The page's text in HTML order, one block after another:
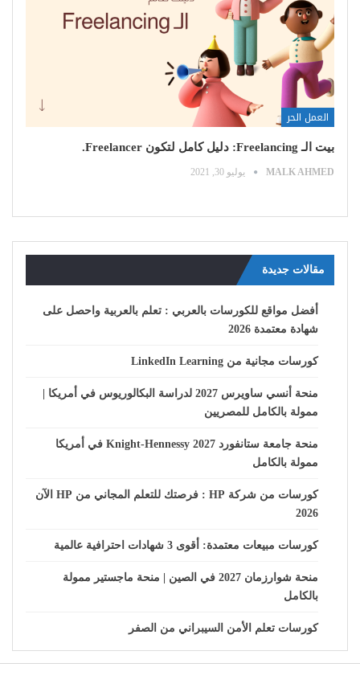
العمل الحر
بيت الـ Freelancing: دليل كامل لتكون Freelancer.
MALK AHMED يوليو 30, 2021
مقالات جديدة
أفضل مواقع للكورسات بالعربي : تعلم بالعربية واحصل على
شهادة معتمدة 2026
كورسات مجانية من LinkedIn Learning
منحة أنسي ساويرس 2027 لدراسة البكالوريوس في أمريكا |
ممولة بالكامل للمصريين
منحة جامعة ستانفورد Knight-Hennessy 2027 في أمريكا
ممولة بالكامل
كورسات من شركة HP : فرصتك للتعلم المجاني من HP الآن
2026
كورسات مبيعات معتمدة: أقوى 3 شهادات احترافية عالمية
منحة شوارزمان 2027 في الصين | منحة ماجستير ممولة
بالكامل
كورسات تعلم الأمن السيبراني من الصفر